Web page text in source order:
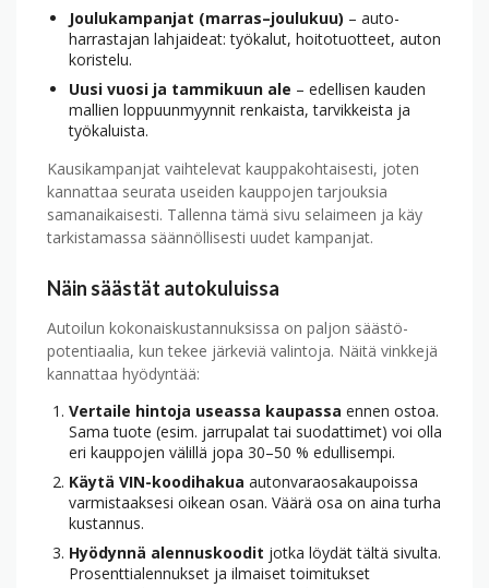
Joulukampanjat (marras–joulukuu) – auto­
harrastajan lahjaideat: työkalut, hoito­tuotteet, auton
koristelu.
Uusi vuosi ja tammikuun ale – edellisen kauden
mallien loppuunmyynnit renkaista, tarvikkeista ja
työkaluista.
Kausi­kampanjat vaihtelevat kauppa­kohtaisesti, joten
kannattaa seurata useiden kauppojen tarjouksia
samanaikaisesti. Tallenna tämä sivu selaimeen ja käy
tarkistamassa säännöllisesti uudet kampanjat.
Näin säästät auto­kuluissa
Autoilun kokonais­kustannuksissa on paljon säästö­
potentiaalia, kun tekee järkeviä valintoja. Näitä vinkkejä
kannattaa hyödyntää:
Vertaile hintoja useassa kaupassa ennen ostoa.
Sama tuote (esim. jarrupalat tai suodattimet) voi olla
eri kauppojen välillä jopa 30–50 % edullisempi.
Käytä VIN-koodi­hakua autonvaraosakaupoissa
varmistaaksesi oikean osan. Väärä osa on aina turha
kustannus.
Hyödynnä alennuskoodit jotka löydät tältä sivulta.
Prosentti­alennukset ja ilmaiset toimitukset